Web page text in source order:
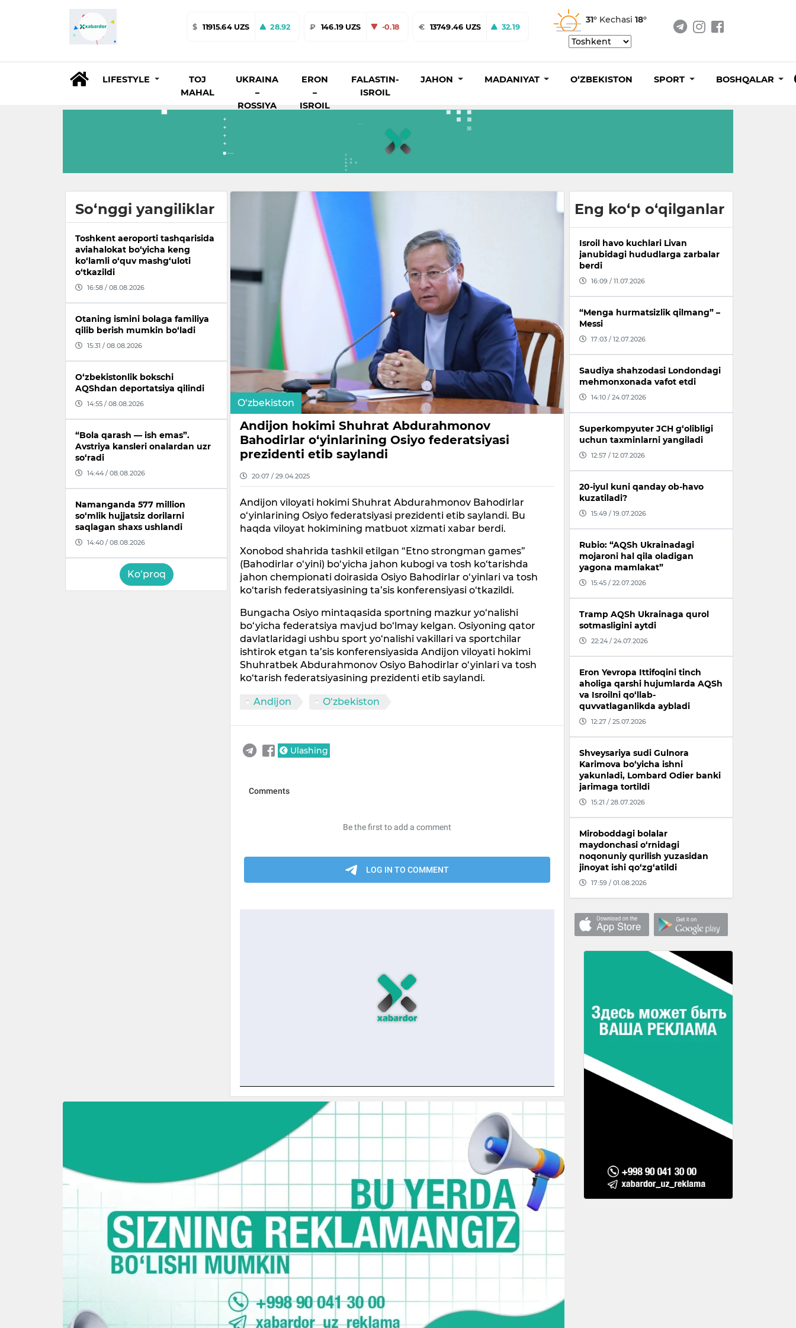
$ 11915.64 UZS 28.92 ₽ 146.19 UZS -0.18 € 13749.46 UZS 32.19
31° Kechasi 18°
LIFESTYLE
TOJ
MAHAL
UKRAINA
–
ROSSIYA
ERON
–
ISROIL
FALASTIN-
ISROIL
JAHON MADANIYAT O‘ZBEKISTON SPORT BOSHQALAR
So‘nggi yangiliklar
Toshkent aeroporti tashqarisida
aviahalokat bo‘yicha keng
ko‘lamli o‘quv mashg‘uloti
o‘tkazildi
16:58 / 08.08.2026
Otaning ismini bolaga familiya
qilib berish mumkin bo‘ladi
15:31 / 08.08.2026
O‘zbekistonlik bokschi
AQShdan deportatsiya qilindi
14:55 / 08.08.2026
“Bola qarash — ish emas”.
Avstriya kansleri onalardan uzr
so‘radi
14:44 / 08.08.2026
Namanganda 577 million
so‘mlik hujjatsiz dorilarni
saqlagan shaxs ushlandi
14:40 / 08.08.2026
Ko‘proq
O‘zbekiston
Andijon hokimi Shuhrat Abdurahmonov
Bahodirlar o‘yinlarining Osiyo federatsiyasi
prezidenti etib saylandi
20:07 / 29.04.2025
Andijon viloyati hokimi Shuhrat Abdurahmonov Bahodirlar
o‘yinlarining Osiyo federatsiyasi prezidenti etib saylandi. Bu
haqda viloyat hokimining matbuot xizmati xabar berdi.
Xonobod shahrida tashkil etilgan “Etno strongman games”
(Bahodirlar o‘yini) bo‘yicha jahon kubogi va tosh ko‘tarishda
jahon chempionati doirasida Osiyo Bahodirlar o‘yinlari va tosh
ko‘tarish federatsiyasining ta’sis konferensiyasi o‘tkazildi.
Bungacha Osiyo mintaqasida sportning mazkur yo‘nalishi
bo‘yicha federatsiya mavjud bo‘lmay kelgan. Osiyoning qator
davlatlaridagi ushbu sport yo‘nalishi vakillari va sportchilar
ishtirok etgan ta’sis konferensiyasida Andijon viloyati hokimi
Shuhratbek Abdurahmonov Osiyo Bahodirlar o‘yinlari va tosh
ko‘tarish federatsiyasining prezidenti etib saylandi.
Andijon O‘zbekiston
Ulashing
Eng ko‘p o‘qilganlar
Isroil havo kuchlari Livan
janubidagi hududlarga zarbalar
berdi
16:09 / 11.07.2026
“Menga hurmatsizlik qilmang” –
Messi
17:03 / 12.07.2026
Saudiya shahzodasi Londondagi
mehmonxonada vafot etdi
14:10 / 24.07.2026
Superkompyuter JCH g‘olibligi
uchun taxminlarni yangiladi
12:57 / 12.07.2026
20-iyul kuni qanday ob-havo
kuzatiladi?
15:49 / 19.07.2026
Rubio: “AQSh Ukrainadagi
mojaroni hal qila oladigan
yagona mamlakat”
15:45 / 22.07.2026
Tramp AQSh Ukrainaga qurol
sotmasligini aytdi
22:24 / 24.07.2026
Eron Yevropa Ittifoqini tinch
aholiga qarshi hujumlarda AQSh
va Isroilni qo‘llab-
quvvatlaganlikda aybladi
12:27 / 25.07.2026
Shveysariya sudi Gulnora
Karimova bo‘yicha ishni
yakunladi, Lombard Odier banki
jarimaga tortildi
15:21 / 28.07.2026
Miroboddagi bolalar
maydonchasi o‘rnidagi
noqonuniy qurilish yuzasidan
jinoyat ishi qo‘zg‘atildi
17:59 / 01.08.2026